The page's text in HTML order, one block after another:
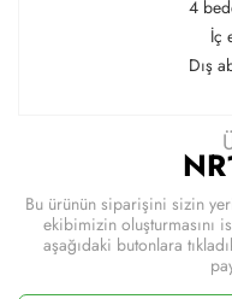
4
İç
Dış
Bu ürünün siparişini sizin
ekibimizin oluşturmasını
aşağıdaki butonlara